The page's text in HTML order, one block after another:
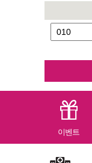
이벤트